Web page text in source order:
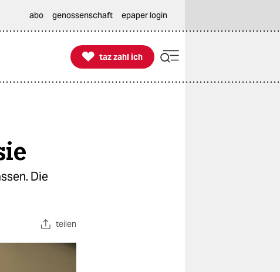
abo genossenschaft epaper login

taz zahl ich
taz zahl ich
Die
teilen